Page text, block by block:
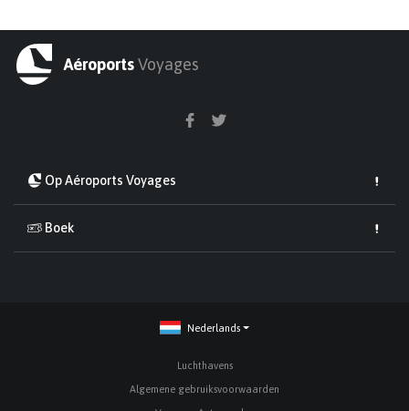
AéroportsVoyages
Op Aéroports Voyages
Boek
Nederlands
Luchthavens
Algemene gebruiksvoorwaarden